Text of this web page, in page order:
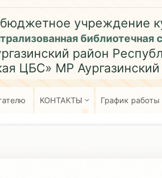
учреждение
библиотечная
район
ЦБС» МР
КОНТАКТЫ График работы